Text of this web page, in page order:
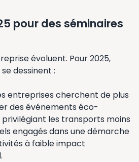
pour des séminaires
évoluent. Pour 2025,
dessinent :
entreprises cherchent de plus
des événements éco-
privilégiant les transports moins
engagés dans une démarche
à faible impact